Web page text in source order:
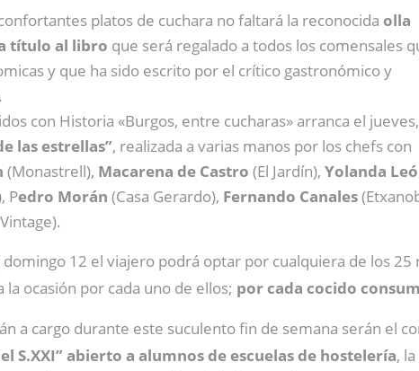
platos de cuchara no faltará la reconocida olla
título al libro que será regalado a todos los comensales
y que ha sido escrito por el crítico gastronómico y
.
con Historia «Burgos, entre cucharas» arranca el
las estrellas”, realizada a varias manos por los chefs con
(Monastrell), Macarena de Castro (El Jardín), Yolanda
Pedro Morán (Casa Gerardo), Fernando Canales
12 el viajero podrá optar por cualquiera de los
la ocasión por cada uno de ellos; por cada cocido
a cargo durante este suculento fin de semana serán el
S.XXI” abierto a alumnos de escuelas de hostelería,